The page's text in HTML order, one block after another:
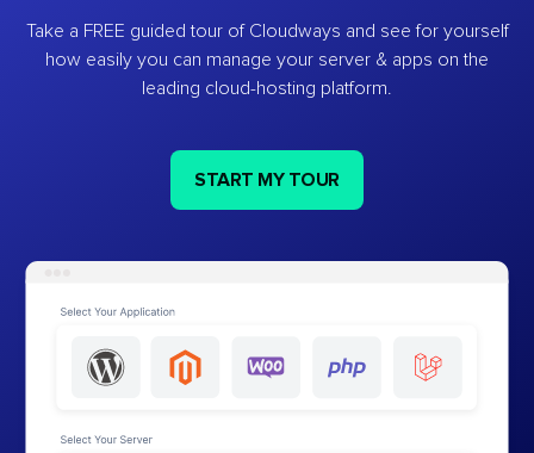
Take a FREE guided tour of Cloudways and see for yourself
how easily you can manage your server & apps on the
leading cloud-hosting platform.
START MY TOUR